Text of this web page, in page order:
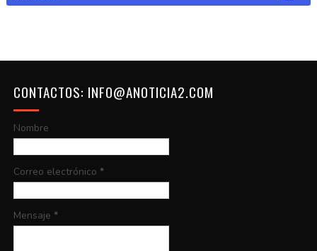
CONTACTOS: INFO@ANOTICIA2.COM
Nombre
Correo electrónico *
Mensaje *